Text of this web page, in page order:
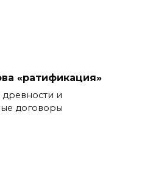
«ратификация»
и
договоры